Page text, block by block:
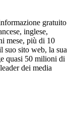
gratuito
inglese,
mese, più di 10
suo sito web, la sua
quasi 50 milioni di
dei media